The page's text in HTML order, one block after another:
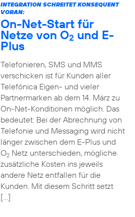
INTEGRATION SCHREITET KONSEQUENT
VORAN:
On-Net-Start für
Netze von O2 und E-
Plus
Telefonieren, SMS und MMS
verschicken ist für Kunden aller
Telefónica Eigen- und vieler
Partnermarken ab dem 14. März zu
On-Net-Konditionen möglich. Das
bedeutet: Bei der Abrechnung von
Telefonie und Messaging wird nicht
länger zwischen dem E-Plus und
O2Netz unterschieden, mögliche
zusätzliche Kosten ins jeweils
andere Netz entfallen für die
Kunden. Mit diesem Schritt setzt
[…]